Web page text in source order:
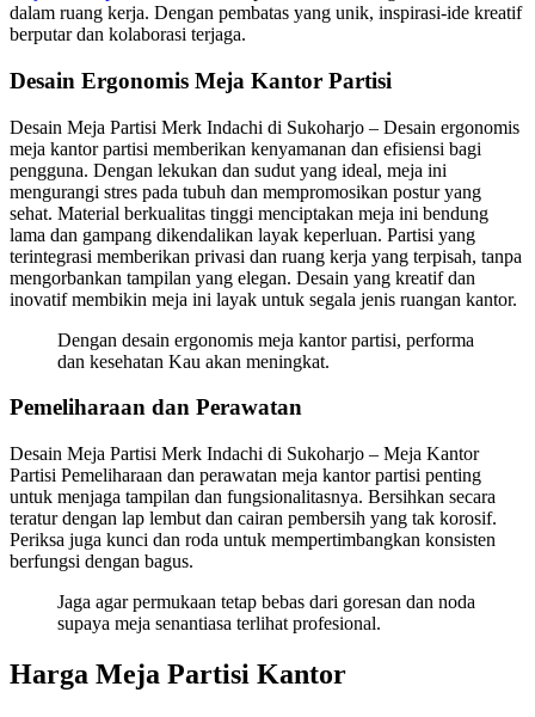
dalam ruang kerja. Dengan pembatas yang unik, inspirasi-ide kreatif
berputar dan kolaborasi terjaga.
Desain Ergonomis Meja Kantor Partisi
Desain Meja Partisi Merk Indachi di Sukoharjo – Desain ergonomis
meja kantor partisi memberikan kenyamanan dan efisiensi bagi
pengguna. Dengan lekukan dan sudut yang ideal, meja ini
mengurangi stres pada tubuh dan mempromosikan postur yang
sehat. Material berkualitas tinggi menciptakan meja ini bendung
lama dan gampang dikendalikan layak keperluan. Partisi yang
terintegrasi memberikan privasi dan ruang kerja yang terpisah, tanpa
mengorbankan tampilan yang elegan. Desain yang kreatif dan
inovatif membikin meja ini layak untuk segala jenis ruangan kantor.
Dengan desain ergonomis meja kantor partisi, performa
dan kesehatan Kau akan meningkat.
Pemeliharaan dan Perawatan
Desain Meja Partisi Merk Indachi di Sukoharjo – Meja Kantor
Partisi Pemeliharaan dan perawatan meja kantor partisi penting
untuk menjaga tampilan dan fungsionalitasnya. Bersihkan secara
teratur dengan lap lembut dan cairan pembersih yang tak korosif.
Periksa juga kunci dan roda untuk mempertimbangkan konsisten
berfungsi dengan bagus.
Jaga agar permukaan tetap bebas dari goresan dan noda
supaya meja senantiasa terlihat profesional.
Harga Meja Partisi Kantor